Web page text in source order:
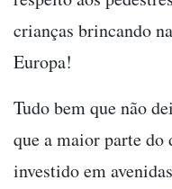
crianças brincando
Europa!
Tudo bem que não
que a maior parte
investido em